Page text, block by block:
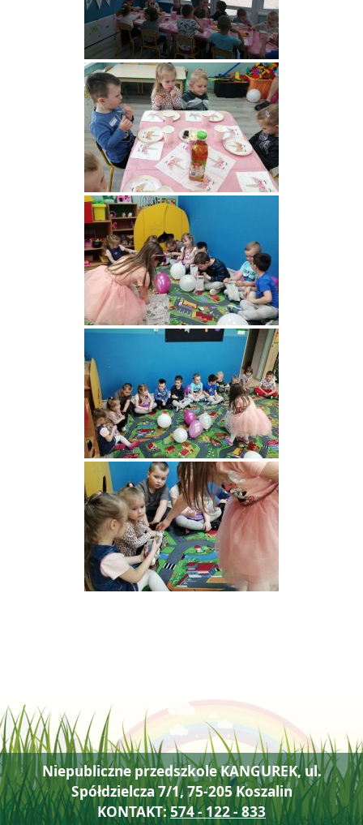
Niepubliczne przedszkole KANGUREK, ul.
Spółdzielcza 7/1, 75-205 Koszalin
KONTAKT:574 - 122 - 833